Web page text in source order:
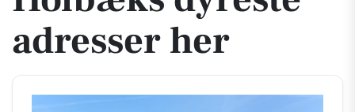
adresser her